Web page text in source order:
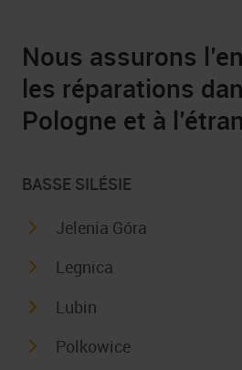
Nous assurons
les réparations
Pologne et à
BASSE SILÉSIE
Jelenia Góra
Legnica
Lubin
Polkowice